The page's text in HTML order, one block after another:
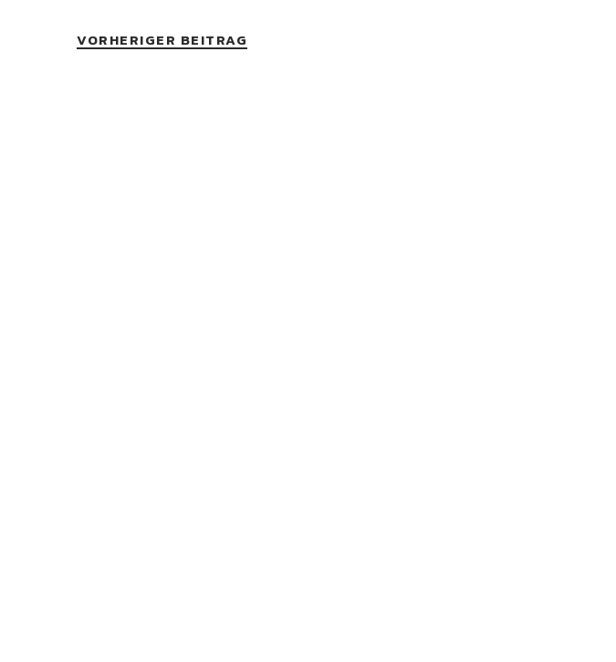
VORHERIGER BEITRAG